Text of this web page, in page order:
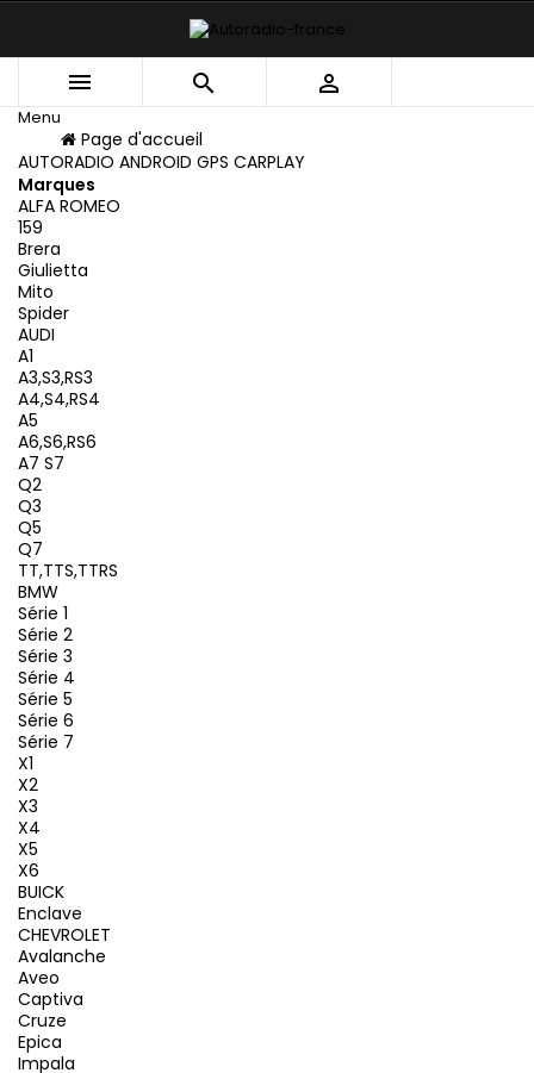
  
Menu
Page d'accueil
AUTORADIO ANDROID GPS CARPLAY
Marques
ALFA ROMEO
159
Brera
Giulietta
Mito
Spider
AUDI
A1
A3,S3,RS3
A4,S4,RS4
A5
A6,S6,RS6
A7 S7
Q2
Q3
Q5
Q7
TT,TTS,TTRS
BMW
Série 1
Série 2
Série 3
Série 4
Série 5
Série 6
Série 7
X1
X2
X3
X4
X5
X6
BUICK
Enclave
CHEVROLET
Avalanche
Aveo
Captiva
Cruze
Epica
Impala